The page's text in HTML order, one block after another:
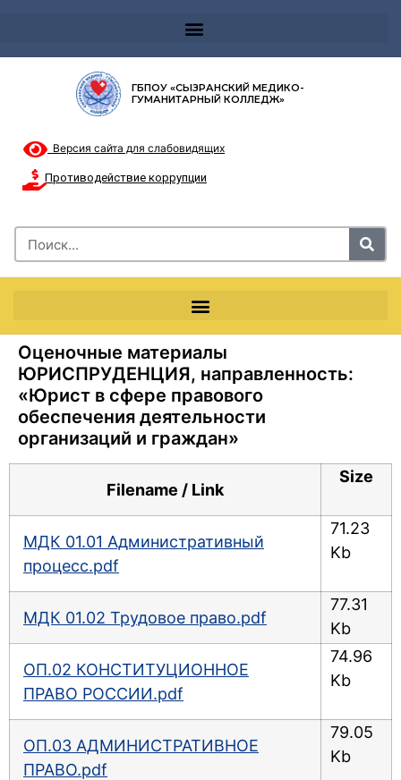
ГБПОУ «СЫЗРАНСКИЙ МЕДИКО-
ГУМАНИТАРНЫЙ КОЛЛЕДЖ»
Версия сайта для слабовидящих
Противодействие коррупции
Оценочные материалы
ЮРИСПРУДЕНЦИЯ, направленность:
«Юрист в сфере правового
обеспечения деятельности
организаций и граждан»
Filename / Link
Size
МДК 01.01 Административный
процесс.pdf
71.23
Kb
МДК 01.02 Трудовое право.pdf
77.31
Kb
ОП.02 КОНСТИТУЦИОННОЕ
ПРАВО РОССИИ.pdf
74.96
Kb
ОП.03 АДМИНИСТРАТИВНОЕ
ПРАВО.pdf
79.05
Kb